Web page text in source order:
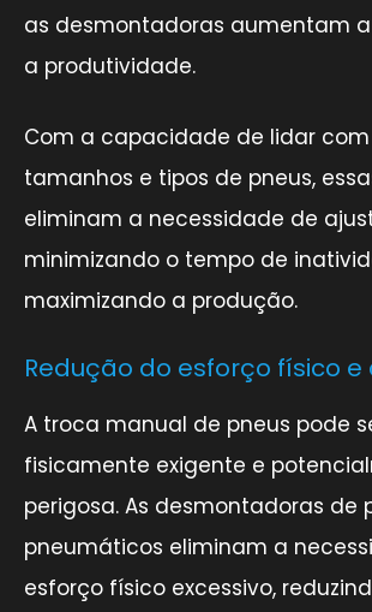
as desmontadoras aumentam
a produtividade.
Com a capacidade de lidar com
tamanhos e tipos de pneus,
eliminam a necessidade de
minimizando o tempo de
maximizando a produção.
Redução do esforço físico e
A troca manual de pneus pode
fisicamente exigente e
perigosa. As desmontadoras de
pneumáticos eliminam a
esforço físico excessivo,